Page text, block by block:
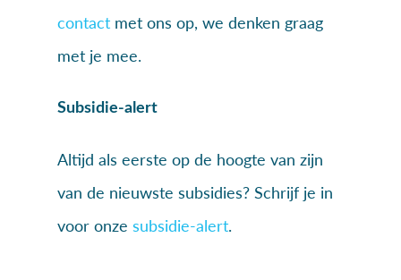
contactmet ons op, we denken graag
met je mee.
Subsidie-alert
Altijd als eerste op de hoogte van zijn
van de nieuwste subsidies? Schrijf je in
voor onze subsidie-alert.